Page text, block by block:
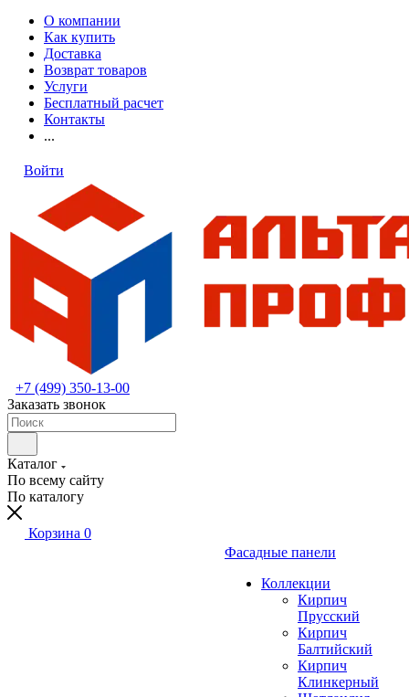
О компании
Как купить
Доставка
Возврат товаров
Услуги
Бесплатный расчет
Контакты
...
Войти
+7 (499) 350-13-00
Заказать звонок
Каталог
По всему сайту
По каталогу
Корзина 0
Фасадные панели
Коллекции
Кирпич
Прусский
Кирпич
Балтийский
Кирпич
Клинкерный